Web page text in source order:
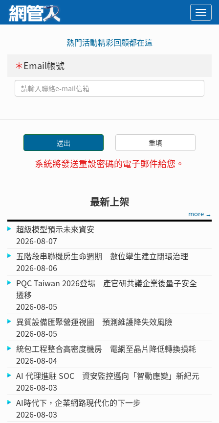
熱門活動精彩回顧都在這
＊Email帳號
系統將發送重設密碼的電子郵件給您。
最新上架
more →
超級模型預示未來資安
2026-08-07
五階段串聯機房生命週期 數位孿生建立閉環治理
2026-08-06
PQC Taiwan 2026登場 產官研共議企業後量子安全
遷移
2026-08-05
異質設備匯聚營運視圖 預測維護降失效風險
2026-08-05
統包工程整合高密度機房 電網至晶片降低轉換損耗
2026-08-04
AI 代理進駐 SOC 資安監控邁向「智動應變」新紀元
2026-08-03
AI時代下，企業網路現代化的下一步
2026-08-03